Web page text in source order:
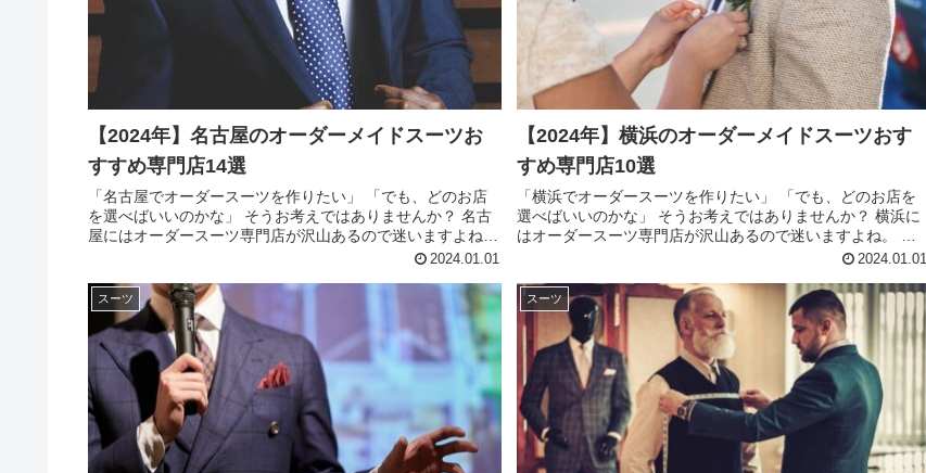
【2024年】名古屋のオーダーメイドスーツお
すすめ専門店14選
「名古屋でオーダースーツを作りたい」 「でも、どのお店
を選べばいいのかな」 そうお考えではありませんか？ 名古
屋にはオーダースーツ専門店が沢山あるので迷いますよね。
この記事では、アパレル歴10年の著者が、名古屋のおすすめ
2024.01.01
【2024年】横浜のオーダーメイドスーツおす
すめ専門店10選
「横浜でオーダースーツを作りたい」 「でも、どのお店を
選べばいいのかな」 そうお考えではありませんか？ 横浜に
はオーダースーツ専門店が沢山あるので迷いますよね。 こ
の記事では、アパレル歴10年の著者が、横浜のおすすめオー
2024.01.01
スーツ スーツ